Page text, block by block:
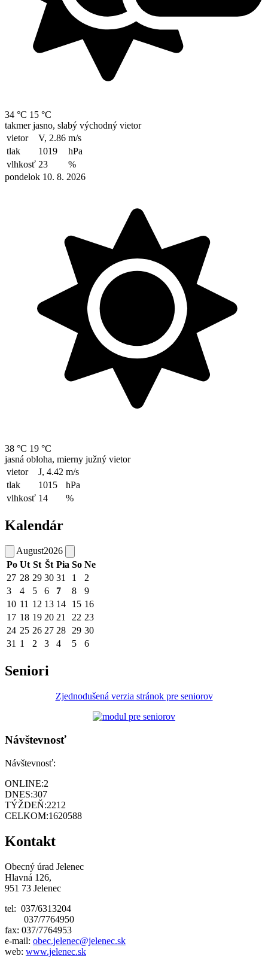
34 °C 15 °C
takmer jasno, slabý východný vietor
vietor
V, 2.86 m/s
tlak
1019
hPa
vlhkosť 23
%
pondelok 10. 8. 2026
38 °C 19 °C
jasná obloha, mierny južný vietor
vietor
J, 4.42 m/s
tlak
1015
hPa
vlhkosť 14 %
Kalendár
August2026
Po Ut St Št Pia So Ne
27 28 29 30 31 1
2
3
4 5 6 7 8
9
10 11 12 13 14 15 16
17 18 19 20 21 22 23
24 25 26 27 28 29 30
31 1 2 3 4 5 6
Seniori
Zjednodušená verzia stránok pre seniorov
Návštevnosť
Návštevnosť:
ONLINE:2
DNES:307
TÝŽDEŇ:2212
CELKOM:1620588
Kontakt
Obecný úrad Jelenec
Hlavná 126,
951 73 Jelenec
tel: 037/6313204
037/7764950
fax: 037/7764953
e-mail: obec.jelenec@jelenec.sk
web: www.jelenec.sk